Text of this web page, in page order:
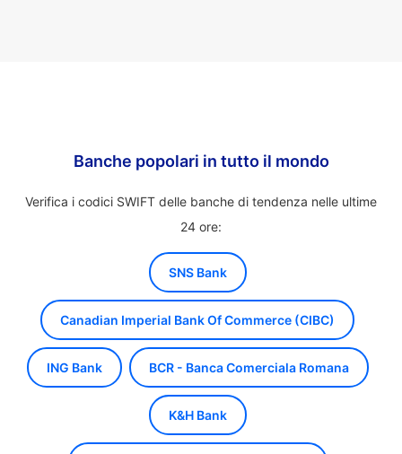
Banche popolari in tutto il mondo
Verifica i codici SWIFT delle banche di tendenza nelle ultime
24 ore:
SNS Bank
Canadian Imperial Bank Of Commerce (CIBC)
ING Bank BCR - Banca Comerciala Romana
K&H Bank